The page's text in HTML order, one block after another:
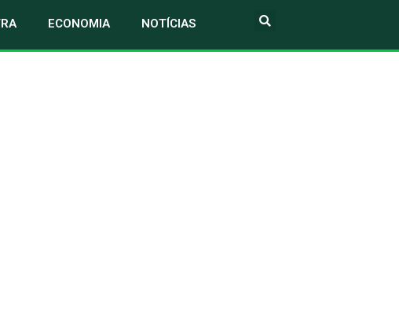
ECONOMIA NOTÍCIAS